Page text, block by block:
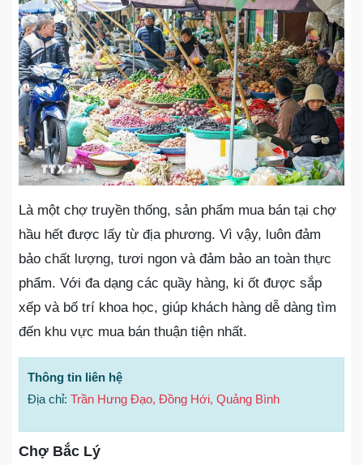
Là một chợ truyền thống, sản phẩm mua bán tại chợ
hầu hết được lấy từ địa phương. Vì vậy, luôn đảm
bảo chất lượng, tươi ngon và đảm bảo an toàn thực
phẩm. Với đa dạng các quầy hàng, ki ốt được sắp
xếp và bố trí khoa học, giúp khách hàng dễ dàng tìm
đến khu vực mua bán thuận tiện nhất.
Thông tin liên hệ
Địa chỉ: Trần Hưng Đạo, Đồng Hới, Quảng Bình
Chợ Bắc Lý